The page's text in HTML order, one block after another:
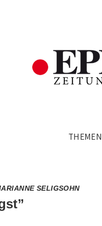
THEMEN
SELIGSOHN